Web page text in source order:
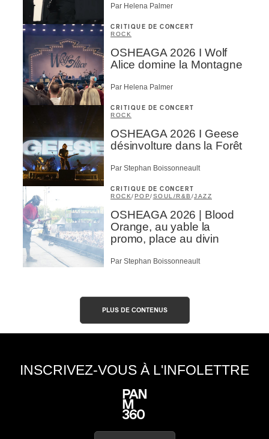
Par Helena Palmer
CRITIQUE DE CONCERT
ROCK
OSHEAGA 2026 I Wolf
Alice domine la Montagne
Par Helena Palmer
CRITIQUE DE CONCERT
ROCK
OSHEAGA 2026 I Geese
désinvolture dans la Forêt
Par Stephan Boissonneault
CRITIQUE DE CONCERT
ROCK/POP/SOUL/R&B /JAZZ
OSHEAGA 2026 | Blood
Orange, au yable la
promo, place au divin
Par Stephan Boissonneault
PLUS DE CONTENUS
INSCRIVEZ-VOUS À L'INFOLETTRE